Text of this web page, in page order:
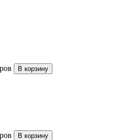
В корзину
В корзину